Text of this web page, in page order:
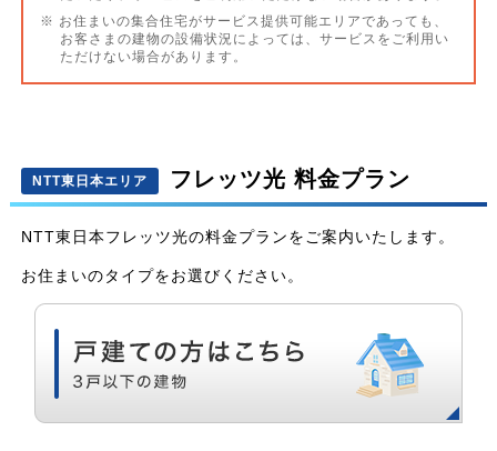
※ お住まいの集合住宅がサービス提供可能エリアであっても、
お客さまの建物の設備状況によっては、サービスをご利用い
ただけない場合があります。
NTT東日本エリア フレッツ光 料金プラン
NTT東日本フレッツ光の料金プランをご案内いたします。
お住まいのタイプをお選びください。